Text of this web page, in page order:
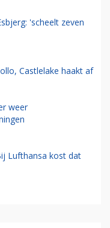
'scheelt zeven
Castlelake haakt af
weer
Lufthansa kost dat